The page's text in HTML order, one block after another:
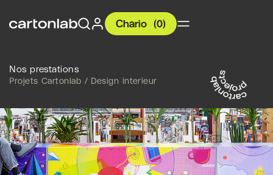
Chario (0)
Nos prestations
Projets Cartonlab / Design interieur